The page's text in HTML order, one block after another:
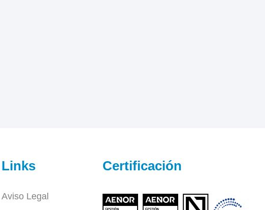
Links
Aviso Legal
Certificación